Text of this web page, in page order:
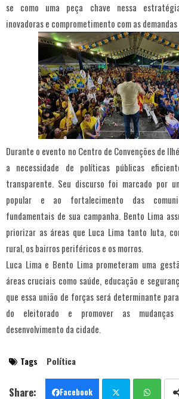
se como uma peça chave nessa
inovadoras e comprometimento com as
Durante o evento no Centro de Convenções de
a necessidade de políticas públicas
transparente. Seu discurso foi marcado por
popular e ao fortalecimento das
fundamentais de sua campanha. Bento Lima
priorizar as áreas que Luca Lima tanto luta,
rural, os bairros periféricos e os morros.
Luca Lima e Bento Lima prometeram uma
áreas cruciais como saúde, educação e
que essa união de forças será determinante
do eleitorado e promover as
desenvolvimento da cidade.
Tags Política
Facebook